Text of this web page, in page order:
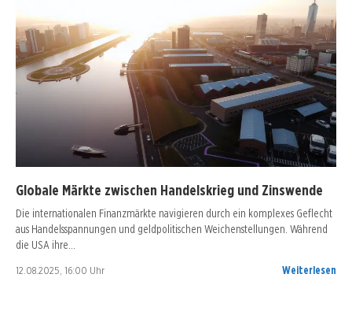
Globale Märkte zwischen Handelskrieg und Zinswende
Die internationalen Finanzmärkte navigieren durch ein komplexes Geflecht
aus Handelsspannungen und geldpolitischen Weichenstellungen. Während
die USA ihre…
12.08.2025, 16:00 Uhr Weiterlesen